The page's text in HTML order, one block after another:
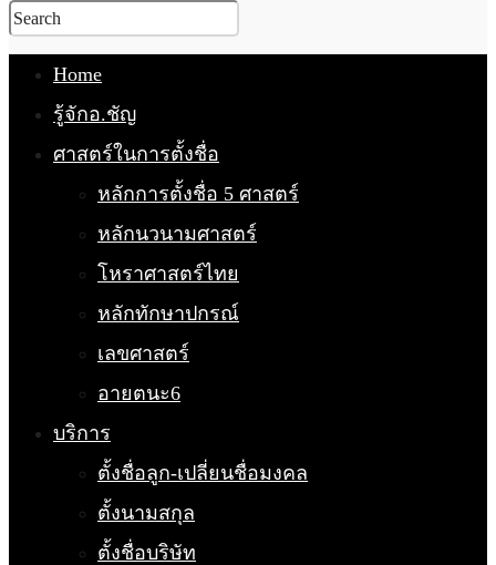
Home
รู้จักอ.ชัญ
ศาสตร์ในการตั้งชื่อ
หลักการตั้งชื่อ 5 ศาสตร์
หลักนวนามศาสตร์
โหราศาสตร์ไทย
หลักทักษาปกรณ์
เลขศาสตร์
อายตนะ6
บริการ
ตั้งชื่อลูก-เปลี่ยนชื่อมงคล
ตั้งนามสกุล
ตั้งชื่อบริษัท